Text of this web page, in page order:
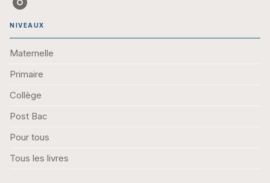
NIVEAUX
Maternelle
Primaire
Collège
Post Bac
Pour tous
Tous les livres